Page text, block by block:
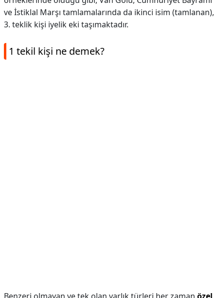
ve İstiklal Marşı tamlamalarında da ikinci isim (tamlanan),
3. teklik kişi iyelik eki taşımaktadır.
1 tekil kişi ne demek?